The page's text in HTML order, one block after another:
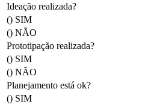
Ideação realizada?
() SIM
() NÃO
Prototipação realizada?
() SIM
() NÃO
Planejamento está ok?
() SIM